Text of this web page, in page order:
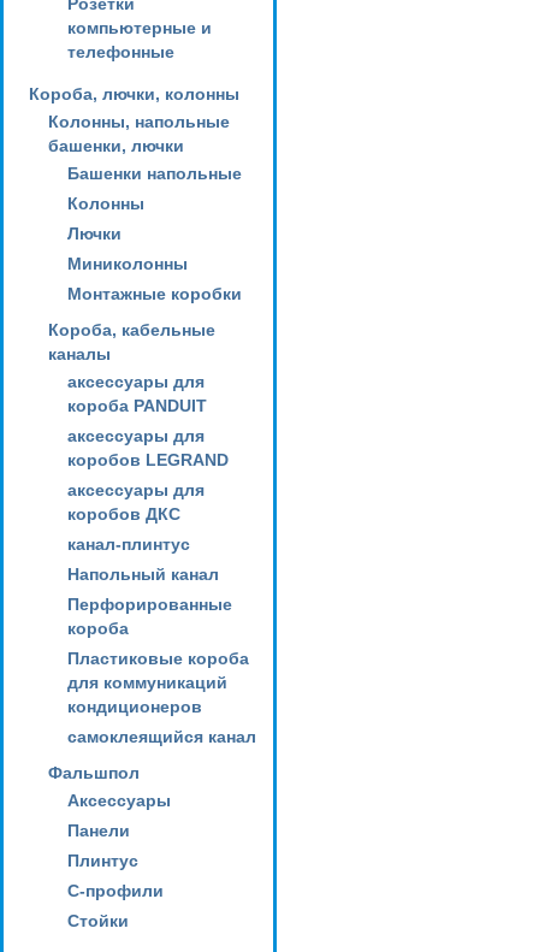
компьютерные и
телефонные
Короба, лючки, колонны
Колонны, напольные
башенки, лючки
Башенки напольные
Колонны
Лючки
Миниколонны
Монтажные коробки
Короба, кабельные
каналы
аксессуары для
короба PANDUIT
аксессуары для
коробов LEGRAND
аксессуары для
коробов ДКС
канал-плинтус
Напольный канал
Перфорированные
короба
Пластиковые короба
для коммуникаций
кондиционеров
самоклеящийся канал
Фальшпол
Аксессуары
Панели
Плинтус
С-профили
Стойки